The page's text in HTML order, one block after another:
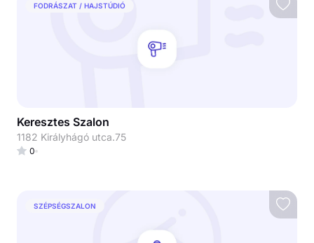
FODRÁSZAT / HAJSTÚDIÓ
Keresztes Szalon
1182 Királyhágó utca.75
0
SZÉPSÉGSZALON